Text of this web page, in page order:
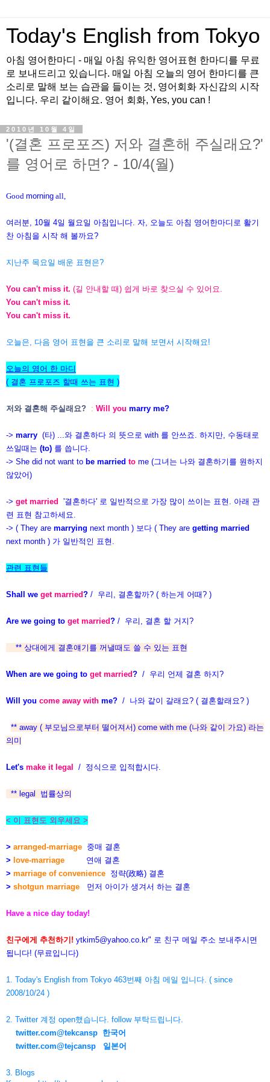
Today's English from Tokyo
아침 영어한마디 - 매일 아침 유익한 영어표현 한마디를 무료
로 보내드리고 있습니다. 매일 아침 오늘의 영어 한마디를 큰
소리로 말해 보는 습관을 들이는 것, 영어회화 자신감의 시작
입니다. 우리 같이해요. 영어 회화, Yes, you can !
2010년 10월 4일
'(결혼 프로포즈) 저와 결혼해 주실래요?'
를 영어로 하면? - 10/4(월)
Good morning all,
여러분, 10월 4일 월요일 아침입니다. 자, 오늘도 아침 영어한마디로 활기
찬 아침을 시작 해 볼까요?
지난주 목요일 배운 표현은?
You can't miss it. (길 안내할 때) 쉽게 바로 찾으실 수 있어요.
You can't miss it.
You can't miss it.
오늘은, 다음 영어 표현을 큰 소리로 말해 보면서 시작해요!
오늘의 영어 한 마디
( 결혼 프로포즈 할때 쓰는 표현 )
저와 결혼해 주실래요? : Will you marry me?
-> marry (타) ...와 결혼하다 의 뜻으로 with 를 안쓰죠. 하지만, 수동태로
쓰일때는 (to) 를 씁니다.
-> She did not want to be married to me (그녀는 나와 결혼하기를 원하지
않았어)
-> get married
'결혼하다' 로 일반적으로 가장 많이 쓰이는 표현. 아래 관
련 표현 참고하세요.
-> ( They are marrying next month ) 보다 ( They are getting married
next month ) 가 일반적인 표현.
관련 표현들
Shall we get married? / 우리, 결혼할까? ( 하는게 어때? )
Are we going to get married? / 우리, 결혼 할 거지?
** 상대에게 결혼얘기를 꺼낼때도 쓸 수 있는 표현
When are we going to get married? / 우리 언제 결혼 하지?
Will you come away with me? / 나와 같이 갈래요? ( 결혼할래요? )
** away ( 부모님으로부터 떨어져서) come with me (나와 같이 가요) 라는
의미
Let's make it legal / 정식으로 입적합시다.
** legal 법률상의
< 이 표현도 외우세요 >
> arranged-marriage 중매 결혼
> love-marriage 연애 결혼
> marriage of convenience 정략(政略) 결혼
> shotgun marriage 먼저 아이가 생겨서 하는 결혼
Have a nice day today!
친구에게 추천하기! ytkim5@yahoo.co.kr" 로 친구 메일 주소 보내주시면
됩니다! (무료입니다)
1. Today's English from Tokyo 463번째 아침 메일 입니다. ( since
2008/10/24 )
2. Twitter 계정 open했습니다. follow 부탁드립니다.
twitter.com@tekcansp 한국어
twitter.com@tejcansp 일본어
3. Blogs